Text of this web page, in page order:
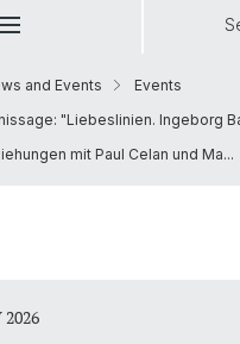
and Events
Events
"Liebeslinien. Ingeborg
mit Paul Celan und Ma...
2026